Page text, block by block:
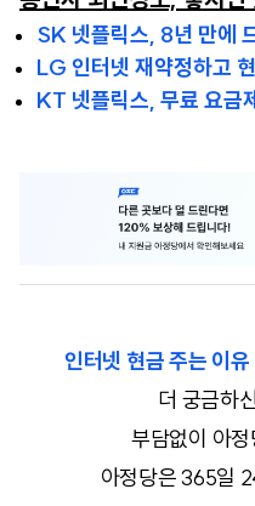
SK 넷플릭스, 8년 만에
LG 인터넷 재약정하고
KT 넷플릭스, 무료 요금
인터넷 현금 주는 이
더 궁금하
부담없이 아
아정당은 365일